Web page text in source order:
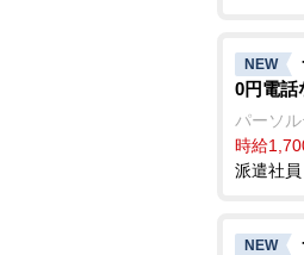
NEW
0円電話
パーソ
時給
派遣社
NEW